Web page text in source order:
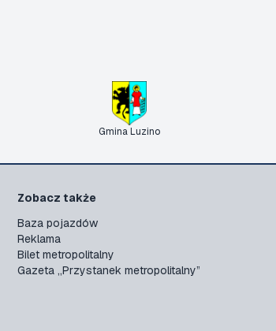
Gmina Luzino
Zobacz także
Baza pojazdów
Reklama
Bilet metropolitalny
Gazeta „Przystanek metropolitalny”